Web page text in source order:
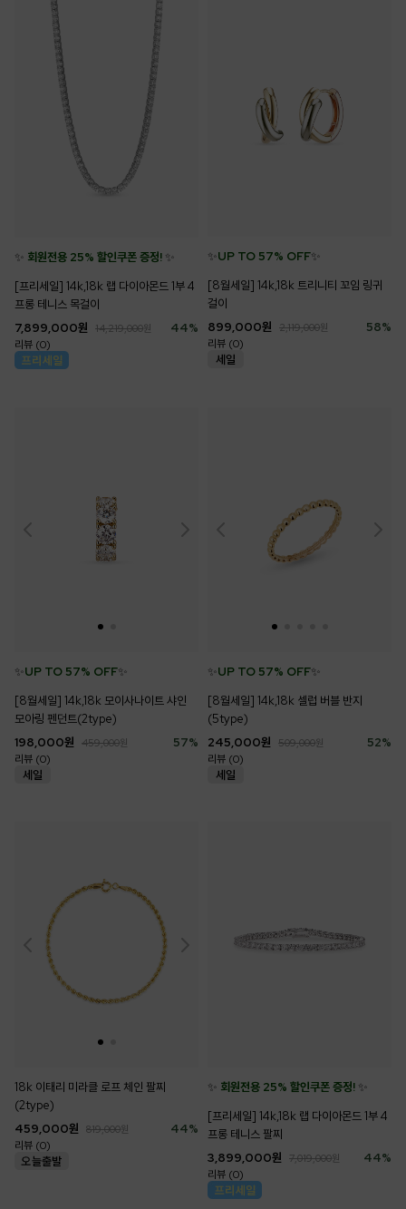
✨ 회원전용 25% 할인쿠폰 증정! ✨
[프리세일] 14k,18k 랩 다이아몬드 1부 4
프롱 테니스 목걸이
44%
7,899,000원 14,219,000원
리뷰 (0)
✨UP TO 57% OFF✨
[8월세일] 14k,18k 트리니티 꼬임 링귀
걸이
58%
899,000원 2,119,000원
리뷰 (0)
✨UP TO 57% OFF✨
[8월세일] 14k,18k 모이사나이트 샤인
모아링 펜던트(2type)
57%
198,000원 459,000원
리뷰 (0)
✨UP TO 57% OFF✨
[8월세일] 14k,18k 셀럽 버블 반지
(5type)
52%
245,000원 509,000원
리뷰 (0)
18k 이태리 미라클 로프 체인 팔찌
(2type)
44%
459,000원 819,000원
리뷰 (0)
✨ 회원전용 25% 할인쿠폰 증정! ✨
[프리세일] 14k,18k 랩 다이아몬드 1부 4
프롱 테니스 팔찌
44%
3,899,000원 7,019,000원
리뷰 (0)